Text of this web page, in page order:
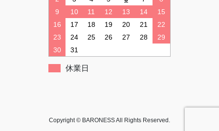
9
10 11 12 13 14
15
16
17 18 19 20 21
22
23
24 25 26 27 28
29
30
31
休業日
Copyright © BARONESS All Rights Reserved.